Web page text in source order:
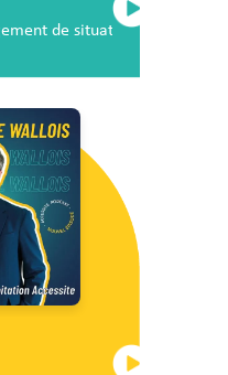
de situation